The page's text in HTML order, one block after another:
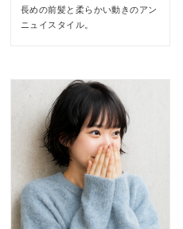
長めの前髪と柔らかい動きのアン
ニュイスタイル。